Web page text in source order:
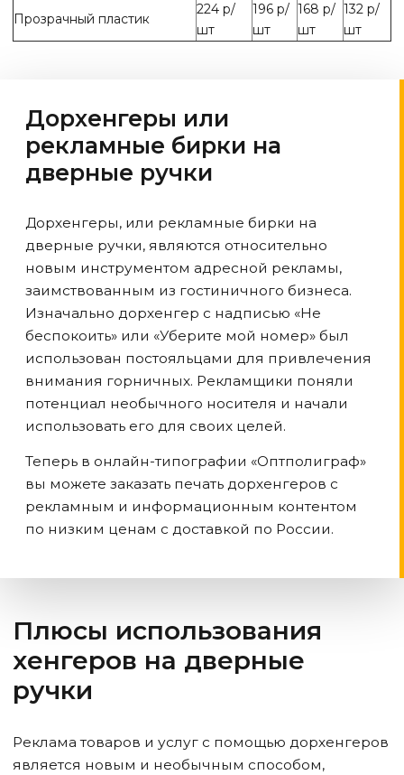
Прозрачный пластик
224 р/
шт
196 р/
шт
168 р/
шт
132 р/
шт
Дорхенгеры или
рекламные бирки на
дверные ручки
Дорхенгеры, или рекламные бирки на
дверные ручки, являются относительно
новым инструментом адресной рекламы,
заимствованным из гостиничного бизнеса.
Изначально дорхенгер с надписью «Не
беспокоить» или «Уберите мой номер» был
использован постояльцами для привлечения
внимания горничных. Рекламщики поняли
потенциал необычного носителя и начали
использовать его для своих целей.
Теперь в онлайн-типографии «Оптполиграф»
вы можете заказать печать дорхенгеров с
рекламным и информационным контентом
по низким ценам с доставкой по России.
Плюсы использования
хенгеров на дверные
ручки
Реклама товаров и услуг с помощью дорхенгеров
является новым и необычным способом,